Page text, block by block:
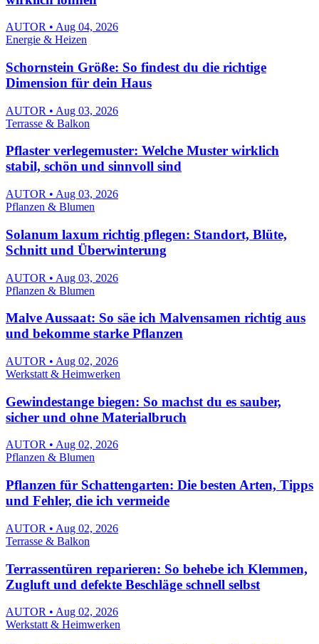
AUTOR • Aug 04, 2026
Energie & Heizen
Schornstein Größe: So findest du die richtige
Dimension für dein Haus
AUTOR • Aug 03, 2026
Terrasse & Balkon
Pflaster verlegemuster: Welche Muster wirklich
stabil, schön und sinnvoll sind
AUTOR • Aug 03, 2026
Pflanzen & Blumen
Solanum laxum richtig pflegen: Standort, Blüte,
Schnitt und Überwinterung
AUTOR • Aug 03, 2026
Pflanzen & Blumen
Malve Aussaat: So säe ich Malvensamen richtig aus
und bekomme starke Pflanzen
AUTOR • Aug 02, 2026
Werkstatt & Heimwerken
Gewindestange biegen: So machst du es sauber,
sicher und ohne Materialbruch
AUTOR • Aug 02, 2026
Pflanzen & Blumen
Pflanzen für Schattengarten: Die besten Arten, Tipps
und Fehler, die ich vermeide
AUTOR • Aug 02, 2026
Terrasse & Balkon
Terrassentüren reparieren: So behebe ich Klemmen,
Zugluft und defekte Beschläge schnell selbst
AUTOR • Aug 02, 2026
Werkstatt & Heimwerken